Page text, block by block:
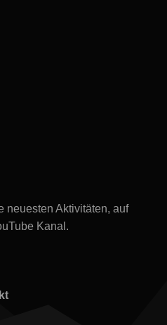
neuesten Aktivitäten, auf
Kanal.